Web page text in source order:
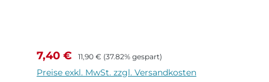
Verkaufspreis:
7,40 € Regulärer Preis:
11,90 € (37.82% gespart)
Preise exkl. MwSt. zzgl. Versandkosten